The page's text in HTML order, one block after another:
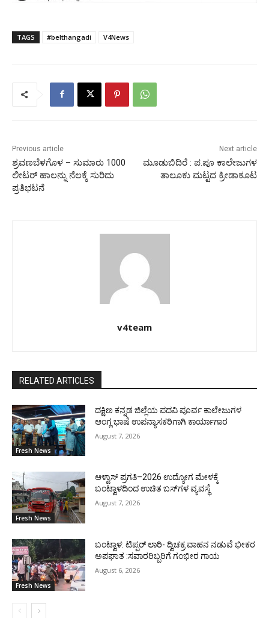
TAGS #belthangadi V4News
Previous article
ಶ್ರವಣಬೆಳಗೊಳ – ಸುಮಾರು 1000
ಲೀಟರ್ ಹಾಲನ್ನು ನೆಲಕ್ಕೆ ಸುರಿದು
ಪ್ರತಿಭಟನೆ
Next article
ಮೂಡುಬಿದಿರೆ : ಪ.ಪೂ ಕಾಲೇಜುಗಳ
ತಾಲೂಕು ಮಟ್ಟದ ಕ್ರೀಡಾಕೂಟ
v4team
RELATED ARTICLES
Fresh News
ದಕ್ಷಿಣ ಕನ್ನಡ ಜಿಲ್ಲೆಯ ಪದವಿ ಪೂರ್ವ ಕಾಲೇಜುಗಳ
ಆಂಗ್ಲ ಭಾಷೆ ಉಪನ್ಯಾಸಕರಿಗಾಗಿ ಕಾರ್ಯಾಗಾರ
August 7, 2026
Fresh News
ಆಳ್ವಾಸ್ ಪ್ರಗತಿ–2026 ಉದ್ಯೋಗ ಮೇಳಕ್ಕೆ
ಬಂಟ್ವಾಳದಿಂದ ಉಚಿತ ಬಸ್‌ಗಳ ವ್ಯವಸ್ಥೆ
August 7, 2026
Fresh News
ಬಂಟ್ವಾಳ: ಟಿಪ್ಪರ್ ಲಾರಿ- ದ್ವಿಚಕ್ರ ವಾಹನ ನಡುವೆ ಭೀಕರ
ಅಪಘಾತ :ಸವಾರರಿಬ್ಬರಿಗೆ ಗಂಭೀರ ಗಾಯ
August 6, 2026